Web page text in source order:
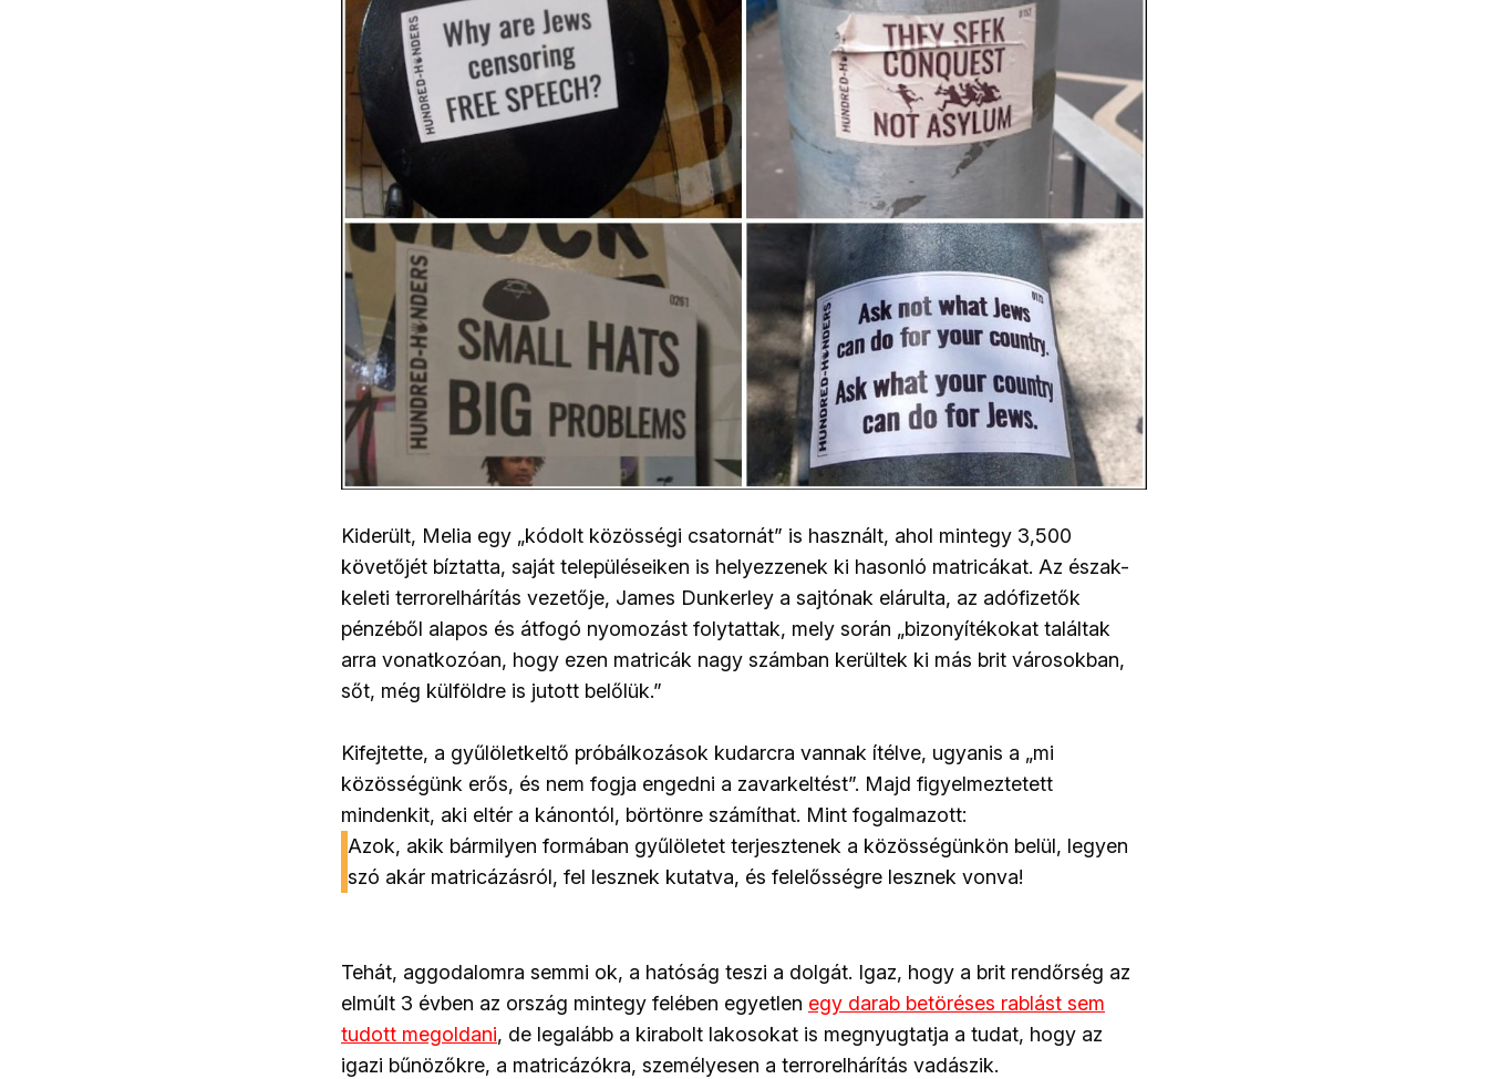
Kiderült, Melia egy „kódolt közösségi csatornát” is használt, ahol mintegy 3,500
követőjét bíztatta, saját településeiken is helyezzenek ki hasonló matricákat. Az észak-
keleti terrorelhárítás vezetője, James Dunkerley a sajtónak elárulta, az adófizetők
pénzéből alapos és átfogó nyomozást folytattak, mely során „bizonyítékokat találtak
arra vonatkozóan, hogy ezen matricák nagy számban kerültek ki más brit városokban,
sőt, még külföldre is jutott belőlük.”
Kifejtette, a gyűlöletkeltő próbálkozások kudarcra vannak ítélve, ugyanis a „mi
közösségünk erős, és nem fogja engedni a zavarkeltést”. Majd figyelmeztetett
mindenkit, aki eltér a kánontól, börtönre számíthat. Mint fogalmazott:
Azok, akik bármilyen formában gyűlöletet terjesztenek a közösségünkön belül, legyen
szó akár matricázásról, fel lesznek kutatva, és felelősségre lesznek vonva!
Tehát, aggodalomra semmi ok, a hatóság teszi a dolgát. Igaz, hogy a brit rendőrség az
elmúlt 3 évben az ország mintegy felében egyetlen egy darab betöréses rablást sem
tudott megoldani, de legalább a kirabolt lakosokat is megnyugtatja a tudat, hogy az
igazi bűnözőkre, a matricázókra, személyesen a terrorelhárítás vadászik.